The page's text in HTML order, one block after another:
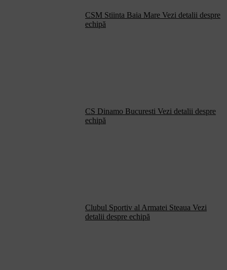
CSM Stiinta Baia Mare Vezi detalii despre
echipă
CS Dinamo Bucuresti Vezi detalii despre
echipă
Clubul Sportiv al Armatei Steaua Vezi
detalii despre echipă